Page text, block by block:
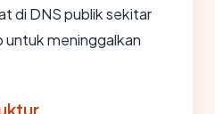
di DNS publik sekitar
meninggalkan